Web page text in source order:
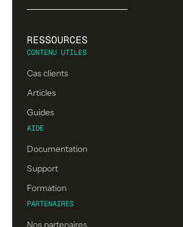
RESSOURCES
CONTENU UTILES
Cas clients
Articles
Guides
AIDE
Documentation
Support
Formation
PARTENAIRES
Nos partenaires